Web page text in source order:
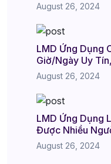
August 26, 2024
LMD Ứng Dụng
Giờ/Ngày Uy
August 26, 2024
LMD Ứng Dụng
Được Nhiều
August 26, 2024